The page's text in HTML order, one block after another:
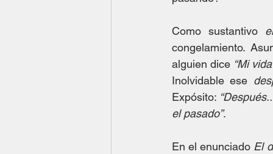
Como sustantivo
congelamiento.
alguien dice “Mi
Inolvidable ese
Expósito:
el pasado”.
En el enunciado El